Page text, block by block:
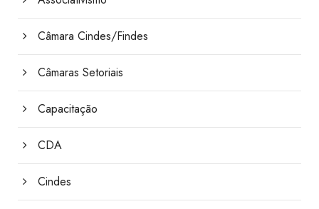
Câmara Cindes/Findes
Câmaras Setoriais
Capacitação
CDA
Cindes